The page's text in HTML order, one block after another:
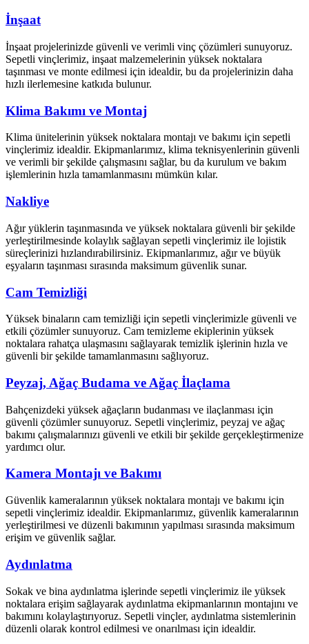
İnşaat
İnşaat projelerinizde güvenli ve verimli vinç çözümleri sunuyoruz.
Sepetli vinçlerimiz, inşaat malzemelerinin yüksek noktalara
taşınması ve monte edilmesi için idealdir, bu da projelerinizin daha
hızlı ilerlemesine katkıda bulunur.
Klima Bakımı ve Montaj
Klima ünitelerinin yüksek noktalara montajı ve bakımı için sepetli
vinçlerimiz idealdir. Ekipmanlarımız, klima teknisyenlerinin güvenli
ve verimli bir şekilde çalışmasını sağlar, bu da kurulum ve bakım
işlemlerinin hızla tamamlanmasını mümkün kılar.
Nakliye
Ağır yüklerin taşınmasında ve yüksek noktalara güvenli bir şekilde
yerleştirilmesinde kolaylık sağlayan sepetli vinçlerimiz ile lojistik
süreçlerinizi hızlandırabilirsiniz. Ekipmanlarımız, ağır ve büyük
eşyaların taşınması sırasında maksimum güvenlik sunar.
Cam Temizliği
Yüksek binaların cam temizliği için sepetli vinçlerimizle güvenli ve
etkili çözümler sunuyoruz. Cam temizleme ekiplerinin yüksek
noktalara rahatça ulaşmasını sağlayarak temizlik işlerinin hızla ve
güvenli bir şekilde tamamlanmasını sağlıyoruz.
Peyzaj, Ağaç Budama ve Ağaç İlaçlama
Bahçenizdeki yüksek ağaçların budanması ve ilaçlanması için
güvenli çözümler sunuyoruz. Sepetli vinçlerimiz, peyzaj ve ağaç
bakımı çalışmalarınızı güvenli ve etkili bir şekilde gerçekleştirmenize
yardımcı olur.
Kamera Montajı ve Bakımı
Güvenlik kameralarının yüksek noktalara montajı ve bakımı için
sepetli vinçlerimiz idealdir. Ekipmanlarımız, güvenlik kameralarının
yerleştirilmesi ve düzenli bakımının yapılması sırasında maksimum
erişim ve güvenlik sağlar.
Aydınlatma
Sokak ve bina aydınlatma işlerinde sepetli vinçlerimiz ile yüksek
noktalara erişim sağlayarak aydınlatma ekipmanlarının montajını ve
bakımını kolaylaştırıyoruz. Sepetli vinçler, aydınlatma sistemlerinin
düzenli olarak kontrol edilmesi ve onarılması için idealdir.